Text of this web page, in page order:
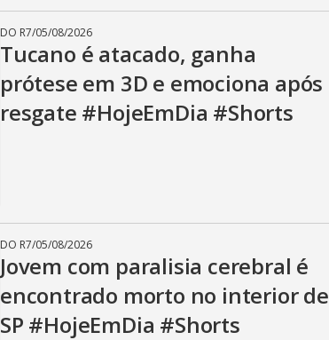
DO R7/05/08/2026
Tucano é atacado, ganha
prótese em 3D e emociona após
resgate #HojeEmDia #Shorts
DO R7/05/08/2026
Jovem com paralisia cerebral é
encontrado morto no interior de
SP #HojeEmDia #Shorts